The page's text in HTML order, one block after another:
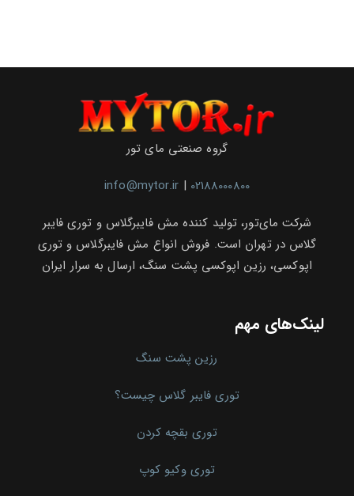
و
مارامو
در
نمایشگاه
بین‌المللی
گروه صنعتی مای تور
info@mytor.ir | 02188000800
شرکت مای‌تور، تولید کننده مش فایبرگلاس و توری فایبر
گلاس در تهران است. فروش انواع مش فایبرگلاس و توری
اپوکسی، رزین اپوکسی پشت سنگ، ارسال به سرار ایران
لینک‌های مهم
رزین پشت سنگ
توری فایبر گلاس چیست؟
توری بقچه کردن
توری وکیو کوپ